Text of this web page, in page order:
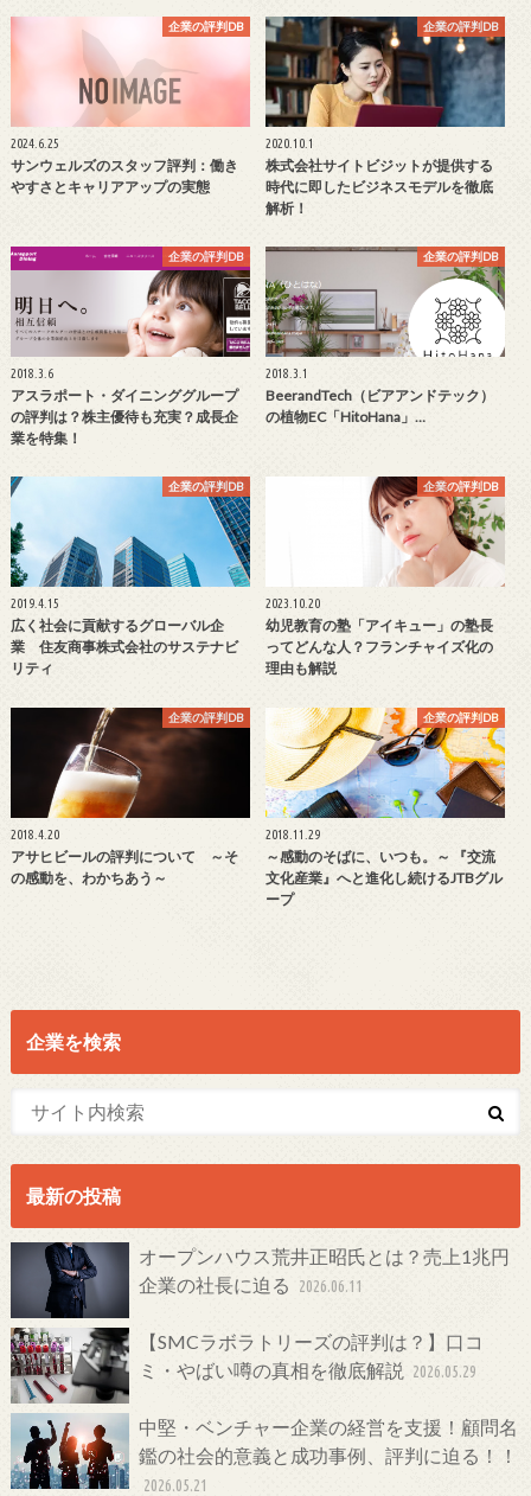
企業の評判DB
2024.6.25
サンウェルズのスタッフ評判：働き
やすさとキャリアアップの実態
企業の評判DB
2020.10.1
株式会社サイトビジットが提供する
時代に即したビジネスモデルを徹底
解析！
企業の評判DB
2018.3.6
アスラポート・ダイニンググループ
の評判は？株主優待も充実？成長企
業を特集！
企業の評判DB
2018.3.1
BeerandTech（ビアアンドテック）
の植物EC「HitoHana」…
企業の評判DB
2019.4.15
広く社会に貢献するグローバル企
業 住友商事株式会社のサステナビ
リティ
企業の評判DB
2023.10.20
幼児教育の塾「アイキュー」の塾長
ってどんな人？フランチャイズ化の
理由も解説
企業の評判DB
2018.4.20
アサヒビールの評判について ～そ
の感動を、わかちあう～
企業の評判DB
2018.11.29
～感動のそばに、いつも。～ 『交流
文化産業』へと進化し続けるJTBグル
ープ
企業を検索
最新の投稿
オープンハウス荒井正昭氏とは？売上1兆円
企業の社長に迫る
2026.06.11
【SMCラボラトリーズの評判は？】口コ
ミ・やばい噂の真相を徹底解説
2026.05.29
中堅・ベンチャー企業の経営を支援！顧問名
鑑の社会的意義と成功事例、評判に迫る！！
2026.05.21